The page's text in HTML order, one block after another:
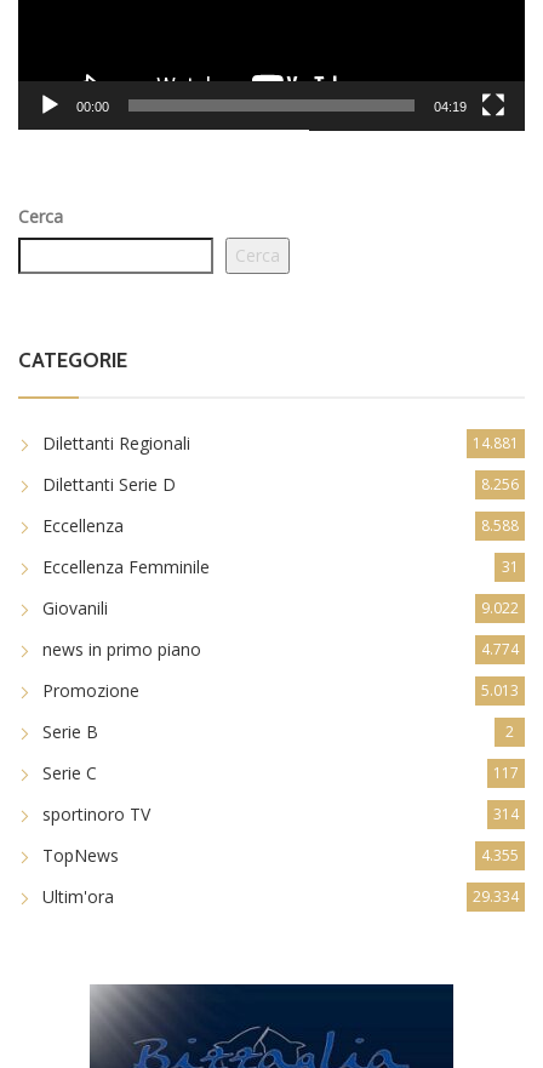
00:00 04:19
Cerca
Cerca
CATEGORIE
Dilettanti Regionali 14.881
Dilettanti Serie D 8.256
Eccellenza 8.588
Eccellenza Femminile 31
Giovanili 9.022
news in primo piano 4.774
Promozione 5.013
Serie B 2
Serie C 117
sportinoro TV 314
TopNews 4.355
Ultim'ora 29.334